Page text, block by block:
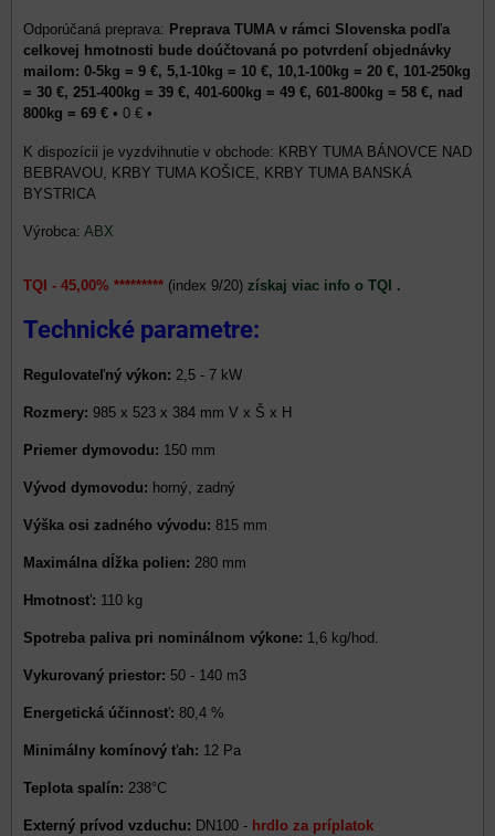
Preprava TUMA v rámci Slovenska podľa
celkovej hmotnosti bude doúčtovaná po potvrdení objednávky
mailom: 0-5kg = 9 €, 5,1-10kg = 10 €, 10,1-100kg = 20 €, 101-250kg
= 30 €, 251-400kg = 39 €, 401-600kg = 49 €, 601-800kg = 58 €, nad
800kg = 69 € • 0 € •
KRBY TUMA BÁNOVCE NAD
BEBRAVOU, KRBY TUMA KOŠICE, KRBY TUMA BANSKÁ
BYSTRICA
Výrobca: ABX
TQI - 45,00% ********* (index 9/20) získaj viac info o TQI .
Technické parametre:
Regulovateľný výkon: 2,5 - 7 kW
Rozmery: 985 x 523 x 384 mm V x Š x H
Priemer dymovodu: 150 mm
Vývod dymovodu: horný, zadný
Výška osi zadného vývodu: 815 mm
Maximálna dĺžka polien: 280 mm
Hmotnosť: 110 kg
Spotreba paliva pri nominálnom výkone: 1,6 kg/hod.
Vykurovaný priestor: 50 - 140 m3
Energetická účinnosť: 80,4 %
Minimálny komínový ťah: 12 Pa
Teplota spalín: 238°C
Externý prívod vzduchu: DN100 - hrdlo za príplatok